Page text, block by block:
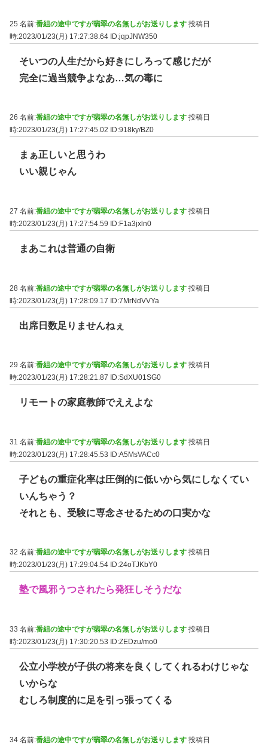
25 名前:番組の途中ですが翡翠の名無しがお送りします 投稿日
時:2023/01/23(月) 17:27:38.64 ID:jqpJNW350
そいつの人生だから好きにしろって感じだが
完全に過当競争よなあ…気の毒に
26 名前:番組の途中ですが翡翠の名無しがお送りします 投稿日
時:2023/01/23(月) 17:27:45.02
ID:918ky/BZ0
まぁ正しいと思うわ
いい親じゃん
27 名前:番組の途中ですが翡翠の名無しがお送りします 投稿日
時:2023/01/23(月) 17:27:54.59
ID:F1a3jxln0
まあこれは普通の自衛
28 名前:番組の途中ですが翡翠の名無しがお送りします 投稿日
時:2023/01/23(月) 17:28:09.17 ID:7MrNdVVYa
出席日数足りませんねぇ
29 名前:番組の途中ですが翡翠の名無しがお送りします 投稿日
時:2023/01/23(月) 17:28:21.87
ID:SdXU01SG0
リモートの家庭教師でええよな
31 名前:番組の途中ですが翡翠の名無しがお送りします 投稿日
時:2023/01/23(月) 17:28:45.53 ID:A5MsVACc0
子どもの重症化率は圧倒的に低いから気にしなくてい
いんちゃう？
それとも、受験に専念させるための口実かな
32 名前:番組の途中ですが翡翠の名無しがお送りします 投稿日
時:2023/01/23(月) 17:29:04.54 ID:24oTJKbY0
塾で風邪うつされたら発狂しそうだな
33 名前:番組の途中ですが翡翠の名無しがお送りします 投稿日
時:2023/01/23(月) 17:30:20.53
ID:ZEDzu/mo0
公立小学校が子供の将来を良くしてくれるわけじゃな
いからな
むしろ制度的に足を引っ張ってくる
34 名前:番組の途中ですが翡翠の名無しがお送りします 投稿日